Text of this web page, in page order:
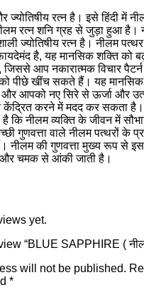
ज्योतिषीय रत्न है। इसे हिंदी में
रत्न शनि ग्रह से जुड़ा हुआ
ज्योतिषीय रत्न है। नीलम
है, यह मानसिक शक्ति को
जिससे आप नकारात्मक विचार
पीछे खींच सकते हैं। यह मानसिक
आपको नए सिरे से ऊर्जा और
केंद्रित करने में मदद कर सकता
है कि नीलम व्यक्ति के जीवन में
गुणवत्ता वाले नीलम पत्थरों के
नीलम की गुणवत्ता मुख्य रूप से
और चमक से आंकी जाती है।
yet.
“BLUE SAPPHIRE (
will not be published.
*